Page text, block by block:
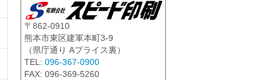
〒862-0910
熊本市東区建軍本町3-9
（県庁通り Aプライス裏）
TEL:096-367-0900
FAX: 096-369-5260